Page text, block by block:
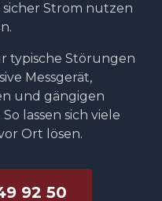
sicher Strom nutzen
typische Störungen
Messgerät,
und gängigen
lassen sich viele
Ort lösen.
92 50